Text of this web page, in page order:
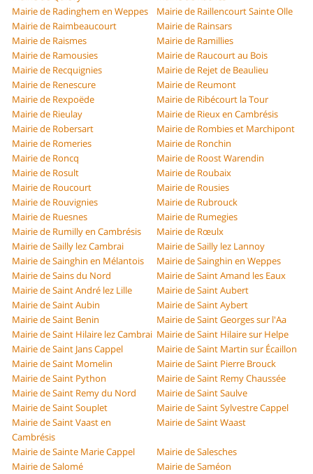
Mairie de Radinghem en Weppes
Mairie de Raillencourt Sainte Olle
Mairie de Raimbeaucourt
Mairie de Rainsars
Mairie de Raismes
Mairie de Ramillies
Mairie de Ramousies
Mairie de Raucourt au Bois
Mairie de Recquignies
Mairie de Rejet de Beaulieu
Mairie de Renescure
Mairie de Reumont
Mairie de Rexpoëde
Mairie de Ribécourt la Tour
Mairie de Rieulay
Mairie de Rieux en Cambrésis
Mairie de Robersart
Mairie de Rombies et Marchipont
Mairie de Romeries
Mairie de Ronchin
Mairie de Roncq
Mairie de Roost Warendin
Mairie de Rosult
Mairie de Roubaix
Mairie de Roucourt
Mairie de Rousies
Mairie de Rouvignies
Mairie de Rubrouck
Mairie de Ruesnes
Mairie de Rumegies
Mairie de Rumilly en Cambrésis
Mairie de Rœulx
Mairie de Sailly lez Cambrai
Mairie de Sailly lez Lannoy
Mairie de Sainghin en Mélantois
Mairie de Sainghin en Weppes
Mairie de Sains du Nord
Mairie de Saint Amand les Eaux
Mairie de Saint André lez Lille
Mairie de Saint Aubert
Mairie de Saint Aubin
Mairie de Saint Aybert
Mairie de Saint Benin
Mairie de Saint Georges sur l'Aa
Mairie de Saint Hilaire lez Cambrai Mairie de Saint Hilaire sur Helpe
Mairie de Saint Jans Cappel
Mairie de Saint Martin sur Écaillon
Mairie de Saint Momelin
Mairie de Saint Pierre Brouck
Mairie de Saint Python
Mairie de Saint Remy Chaussée
Mairie de Saint Remy du Nord
Mairie de Saint Saulve
Mairie de Saint Souplet
Mairie de Saint Sylvestre Cappel
Mairie de Saint Vaast en
Cambrésis
Mairie de Saint Waast
Mairie de Sainte Marie Cappel
Mairie de Salesches
Mairie de Salomé
Mairie de Saméon